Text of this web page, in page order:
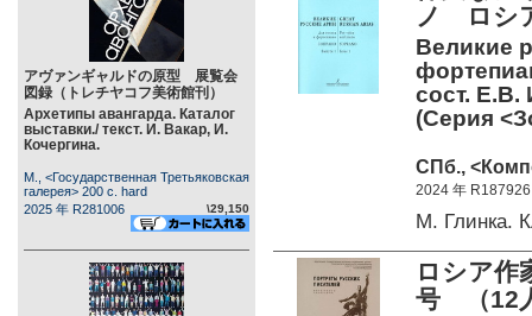
アヴァンギャルドの原型 展覧会
図録（トレチヤコフ美術館刊）
Архетипы авангарда. Каталог
выставки./ текст. И. Вакар, И.
Кочергина.
М., <Государственная Третьяковская
галерея> 200 c. hard
2025 年 R281006
\29,150
ノ ロシ
Великие
сост. Е.В.
(Серия
СПб.,
2024 年 R187926
М. Глинка.
ロシア
号 （12